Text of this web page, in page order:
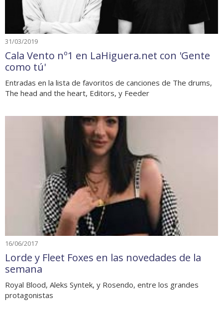
31/03/2019
Cala Vento nº1 en LaHiguera.net con 'Gente
como tú'
Entradas en la lista de favoritos de canciones de The drums,
The head and the heart, Editors, y Feeder
16/06/2017
Lorde y Fleet Foxes en las novedades de la
semana
Royal Blood, Aleks Syntek, y Rosendo, entre los grandes
protagonistas